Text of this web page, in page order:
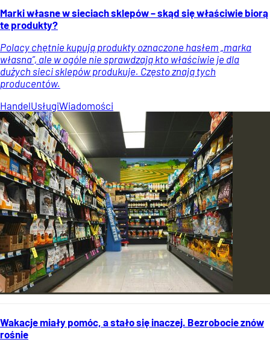
Marki własne w sieciach sklepów – skąd się właściwie biorą
te produkty?
Polacy chętnie kupują produkty oznaczone hasłem „marka
własna”, ale w ogóle nie sprawdzają kto właściwie je dla
dużych sieci sklepów produkuje. Często znają tych
producentów.
HandelUsługiWiadomości
Wakacje miały pomóc, a stało się inaczej. Bezrobocie znów
rośnie